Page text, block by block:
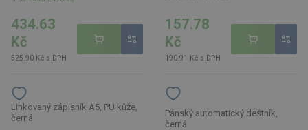
434.63
Kč
525.90 Kč s DPH
157.78
Kč
190.91 Kč s DPH
Linkovaný zápisník A5, PU kůže,
černá
Pánský automatický deštník,
černá